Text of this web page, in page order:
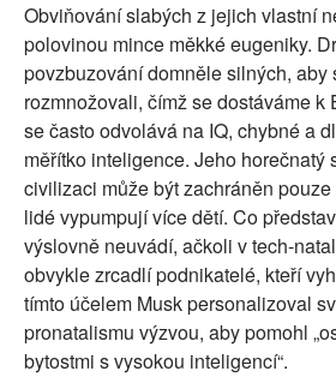
Obviňování slabých z jejich vlastní
polovinou mince měkké eugeniky.
povzbuzování domněle silných, aby
rozmnožovali, čímž se dostáváme k
se často odvolává na IQ, chybné a
měřítko inteligence. Jeho horečnatý
civilizaci může být zachráněn pouze
lidé vypumpují více dětí. Co
výslovně neuvádí, ačkoli v tech-
obvykle zrcadlí podnikatelé, kteří
tímto účelem Musk personalizoval
pronatalismu výzvou, aby pomohl
bytostmi s vysokou inteligencí“.